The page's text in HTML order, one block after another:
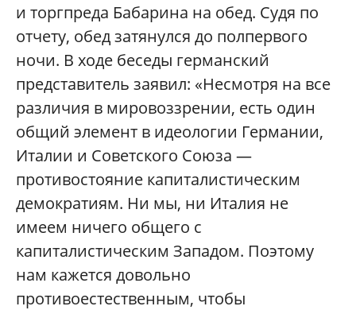
и торгпреда Бабарина на обед. Судя по
отчету, обед затянулся до полпервого
ночи. В ходе беседы германский
представитель заявил: «Несмотря на все
различия в мировоззрении, есть один
общий элемент в идеологии Германии,
Италии и Советского Союза —
противостояние капиталистическим
демократиям. Ни мы, ни Италия не
имеем ничего общего с
капиталистическим Западом. Поэтому
нам кажется довольно
противоестественным, чтобы